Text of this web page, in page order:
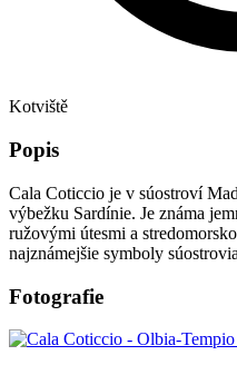
Kotviště
Popis
Cala Coticcio je v súostroví
výbežku Sardínie. Je známa
ružovými útesmi a
najznámejšie symboly
Fotografie